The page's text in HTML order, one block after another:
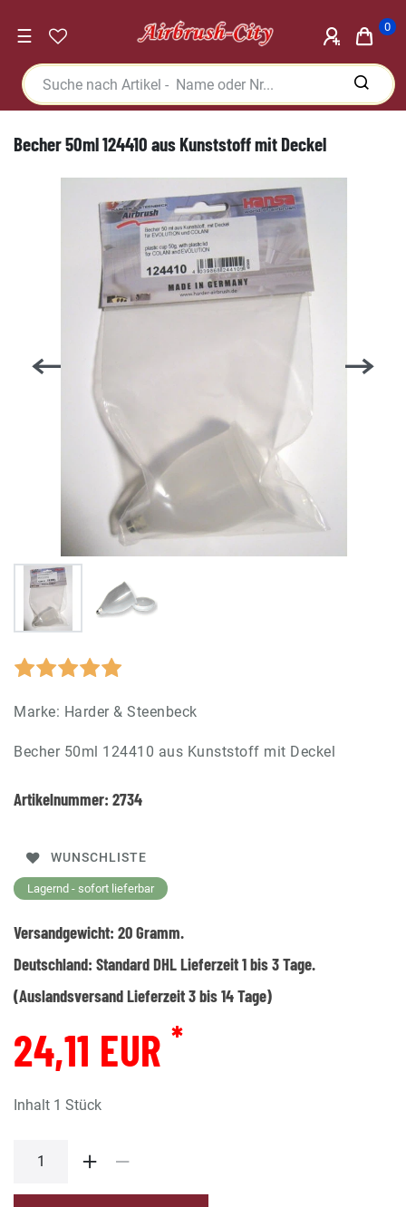
☰ 0
Becher 50ml 124410 aus Kunststoff mit Deckel
Marke: Harder & Steenbeck
Becher 50ml 124410 aus Kunststoff mit Deckel
Artikelnummer: 2734
WUNSCHLISTE
Lagernd - sofort lieferbar
Versandgewicht: 20Gramm.
Deutschland: Standard DHL Lieferzeit 1 bis 3 Tage.
(Auslandsversand Lieferzeit 3 bis 14 Tage)
24,11 EUR *
Inhalt 1 Stück